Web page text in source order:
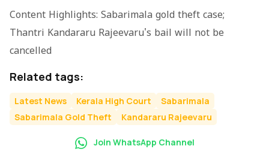
Content Highlights: Sabarimala gold theft case;
Thantri Kandararu Rajeevaru's bail will not be
cancelled
Related tags:
Latest News Kerala High Court
Sabarimala
Sabarimala Gold Theft
Kandararu Rajeevaru
Join WhatsApp Channel